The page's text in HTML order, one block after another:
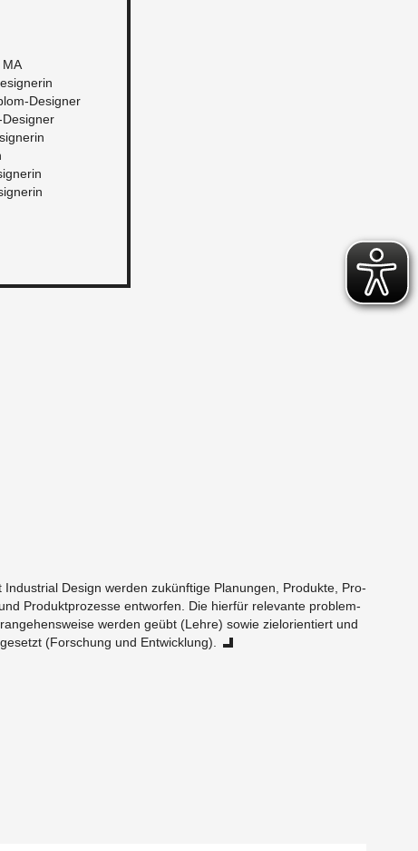
MA
De­si­gner
De­si­gner
In­dus­tri­al De­sign wer­den zu­künf­ti­ge Pla­nun­gen, Pro­duk­te, Pro­
Pro­dukt­pro­zes­se ent­wor­fen. Die hier­für re­le­van­te pro­blem­
wer­den geübt (Lehre) sowie ziel­ori­en­tiert und
(For­schung und Ent­wick­lung).